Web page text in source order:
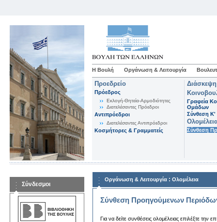
Η Βουλή Οργάνωση & Λειτουργία
Προεδρείο
Πρόεδρος
Εκλογή-Θητεία-Αρμοδιότητες
Διατελέσαντες Πρόεδροι
Αντιπρόεδροι
Διατελέσαντες Αντιπρόεδροι
Κοσμήτορες & Γραμματείς
Γραφεία
Ομάδων
Σύνθεση K'
Σύνθεση
Σύνδεσμοι
Οργάνωση & Λειτουργία : Ολομέλεια
Σύνθεση Προηγούμενων
Για να δείτε συνθέσεις ολομέλειας επιλέξτε την